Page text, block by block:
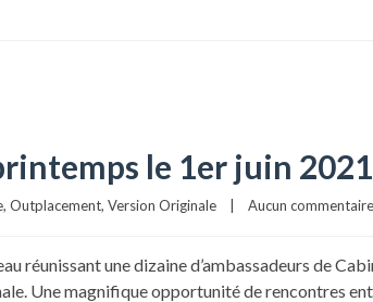
le 1er juin 2021
, Outplacement, Version Originale Aucun commentaire
réunissant une dizaine d’ambassadeurs de
Une magnifique opportunité de rencontres